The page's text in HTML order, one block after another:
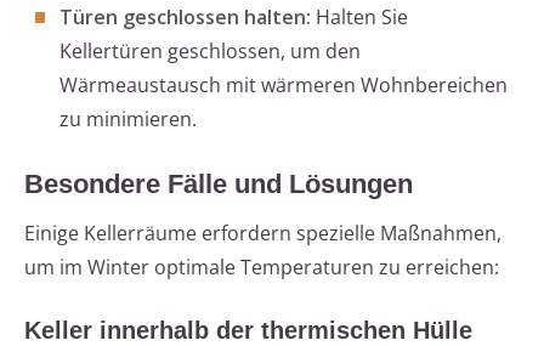
Türen geschlossen halten: Halten Sie
Kellertüren geschlossen, um den
Wärmeaustausch mit wärmeren Wohnbereichen
zu minimieren.
Besondere Fälle und Lösungen
Einige Kellerräume erfordern spezielle Maßnahmen,
um im Winter optimale Temperaturen zu erreichen:
Keller innerhalb der thermischen Hülle